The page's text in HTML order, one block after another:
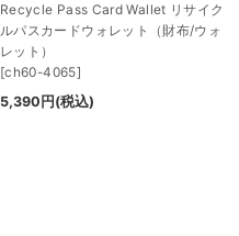
Recycle Pass Card Wallet リサイク
ルパスカードウォレット（財布/ウォ
レット）
[ch60-4065]
5,390 円 (税込)